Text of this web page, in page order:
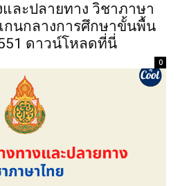
ละปลายทาง วิชาภาษา
นกลางการศึกษาขั้นพื้น
ดาวน์โหลดที่นี่
0